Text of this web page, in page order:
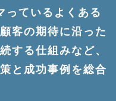
ているよくある
客の期待に沿った
する仕組みなど、
と成功事例を総合